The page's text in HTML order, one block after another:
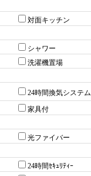
対面キッチン
シャワー
洗濯機置場
24時間換気システム
家具付
光ファイバー
24時間ｾｷｭﾘﾃｨｰ